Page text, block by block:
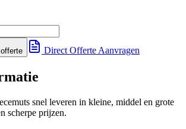
Direct Offerte Aanvragen
snel leveren in kleine, middel en grote
scherpe prijzen.